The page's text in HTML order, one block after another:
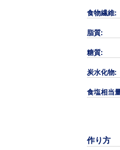
食物繊維:
脂質:
糖質:
炭水化物:
食塩相当
作り方